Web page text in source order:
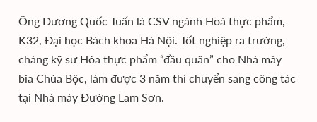
Ông Dương Quốc Tuấn là CSV ngành Hoá thực phẩm,
K32, Đại học Bách khoa Hà Nội. Tốt nghiệp ra trường,
chàng kỹ sư Hóa thực phẩm “đầu quân” cho Nhà máy
bia Chùa Bộc, làm được 3 năm thì chuyển sang công tác
tại Nhà máy Đường Lam Sơn.